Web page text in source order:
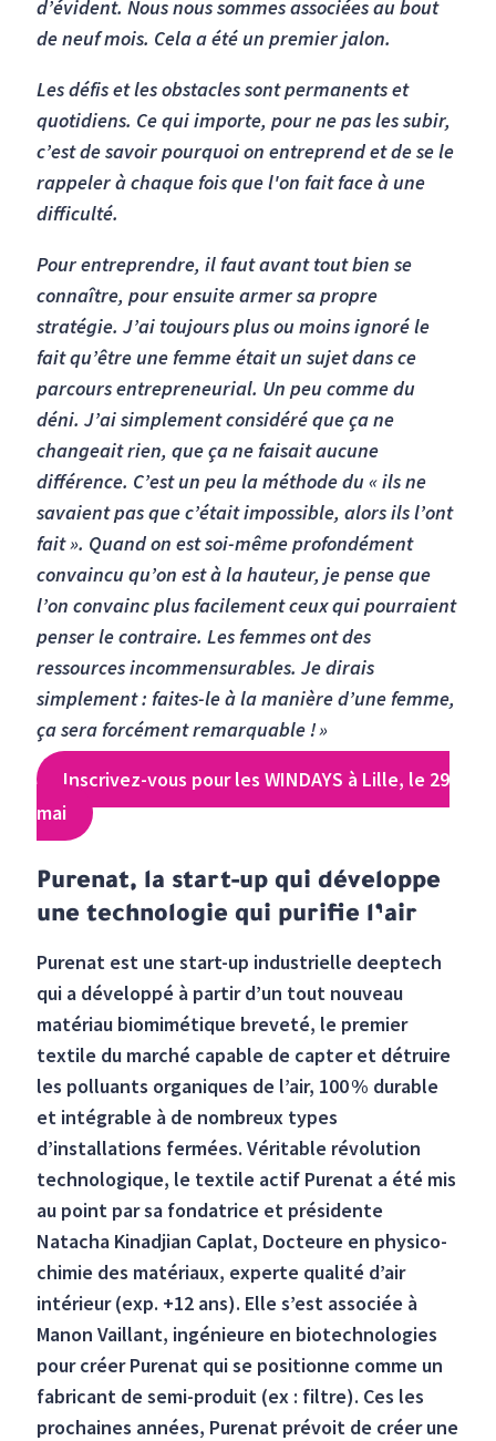
d’évident. Nous nous sommes associées au bout
de neuf mois. Cela a été un premier jalon.
Les défis et les obstacles sont permanents et
quotidiens. Ce qui importe, pour ne pas les subir,
c’est de savoir pourquoi on entreprend et de se le
rappeler à chaque fois que l'on fait face à une
difficulté.
Pour entreprendre, il faut avant tout bien se
connaître, pour ensuite armer sa propre
stratégie. J’ai toujours plus ou moins ignoré le
fait qu’être une femme était un sujet dans ce
parcours entrepreneurial. Un peu comme du
déni. J’ai simplement considéré que ça ne
changeait rien, que ça ne faisait aucune
différence. C’est un peu la méthode du « ils ne
savaient pas que c’était impossible, alors ils l’ont
fait ». Quand on est soi-même profondément
convaincu qu’on est à la hauteur, je pense que
l’on convainc plus facilement ceux qui pourraient
penser le contraire. Les femmes ont des
ressources incommensurables. Je dirais
simplement : faites-le à la manière d’une femme,
ça sera forcément remarquable ! »
Inscrivez-vous pour les WINDAYS à Lille, le 29
mai
Purenat, la start-up qui développe
une technologie qui purifie l’air
Purenat est une start-up industrielle deeptech
qui a développé à partir d’un tout nouveau
matériau biomimétique breveté, le premier
textile du marché capable de capter et détruire
les polluants organiques de l’air, 100 % durable
et intégrable à de nombreux types
d’installations fermées. Véritable révolution
technologique, le textile actif Purenat a été mis
au point par sa fondatrice et présidente
Natacha Kinadjian Caplat, Docteure en physico-
chimie des matériaux, experte qualité d’air
intérieur (exp. +12 ans). Elle s’est associée à
Manon Vaillant, ingénieure en biotechnologies
pour créer Purenat qui se positionne comme un
fabricant de semi-produit (ex : filtre). Ces les
prochaines années, Purenat prévoit de créer une